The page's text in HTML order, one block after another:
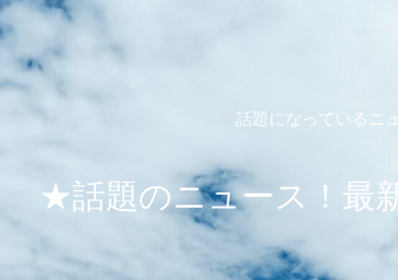
話題になっているニ
★話題のニュース！最